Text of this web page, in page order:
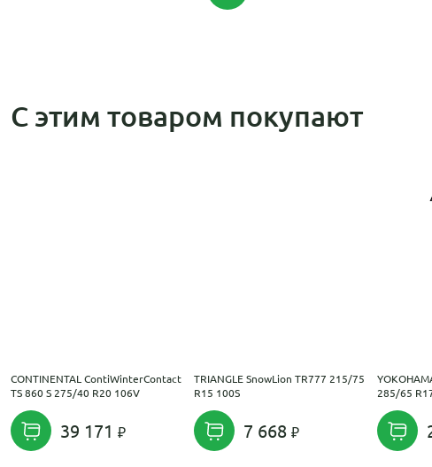
С этим товаром покупают
CONTINENTAL ContiWinterContact
TS 860 S 275/40 R20 106V
39 171
TRIANGLE SnowLion TR777 215/75
R15 100S
7 668
285/65